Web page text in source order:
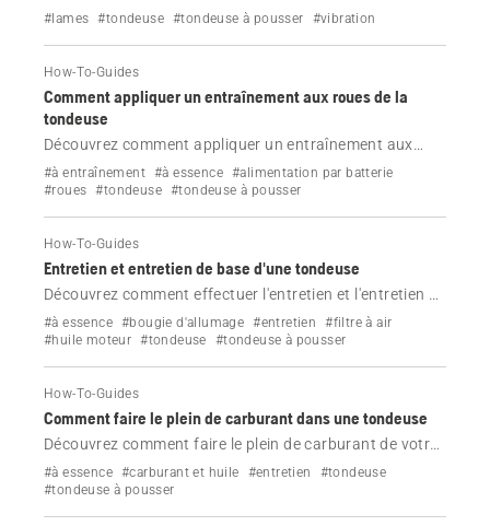
de votre tondeuse et comment la résoudre.
#lames #tondeuse #tondeuse à pousser #vibration
How-To-Guides
Comment appliquer un entraînement aux roues de la
tondeuse
Découvrez comment appliquer un entraînement aux
roues de votre tondeuse Husqvarna.
#à entraînement #à essence #alimentation par batterie
#roues
#tondeuse #tondeuse à pousser
How-To-Guides
Entretien et entretien de base d'une tondeuse
Découvrez comment effectuer l'entretien et l'entretien de
base de votre tondeuse Husqvarna.
#à essence #bougie d'allumage #entretien
#filtre à air
#huile moteur #tondeuse #tondeuse à pousser
How-To-Guides
Comment faire le plein de carburant dans une tondeuse
Découvrez comment faire le plein de carburant de votre
tondeuse Husqvarna.
#à essence #carburant et huile #entretien
#tondeuse
#tondeuse à pousser